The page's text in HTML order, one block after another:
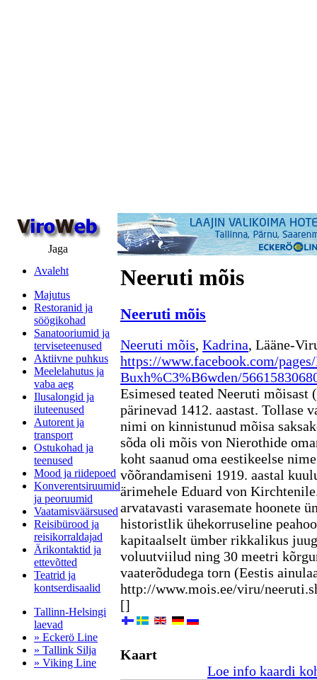
Jaga
Avaleht
Majutus
Restoranid ja
söögikohad
Sanatooriumid ja
terviseteenused
Aktiivne puhkus
Meelelahutus ja
vaba aeg
Ilusalongid ja
iluteenused
Autorent ja
transport
Ostukohad ja
teenused
Mood ja riidepoed
Konverentsiruumid
ja peoruumid
Vaatamisväärsused
Reisibürood ja
reisikorraldajad
Ärikontaktid ja
ettevõtted
Teatrid ja
kontserdisaalid
Tallinn-Helsingi
laevad
» Eckerö Line
» Tallink Silja
» Viking Line
Neeruti mõis
Neeruti mõis
Neeruti mõis, Kadrina, Lääne-
https://www.facebook.com/
Buxh%C3%B6wden/
Esimesed teated Neeruti mõisast
pärinevad 1412. aastast. Tollase
nimi on kinnistunud mõisa
sõda oli mõis von Nierothide
koht saanud oma eestikeelse
võõrandamiseni 1919. aastal
ärimehele Eduard von
arvatavasti varasemate hoonete
historistlik ühekorruseline
kapitaalselt ümber rikkalikus
voluutviilud ning 30 meetri
vaaterõdudega torn (Eestis
http://www.mois.ee/viru/
[]
Kaart
Loe info kaardi